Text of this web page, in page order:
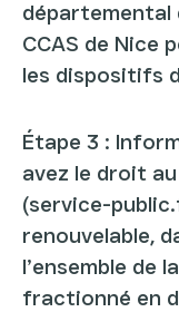
départemental
CCAS de Nice
les dispositifs
Étape 3 :
avez le droit
(service-
renouvelable,
l’ensemble de
fractionné en